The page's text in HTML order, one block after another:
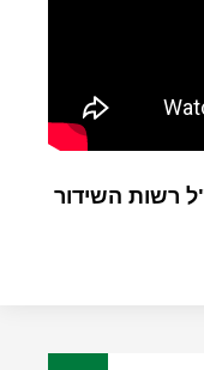
רשות השידור